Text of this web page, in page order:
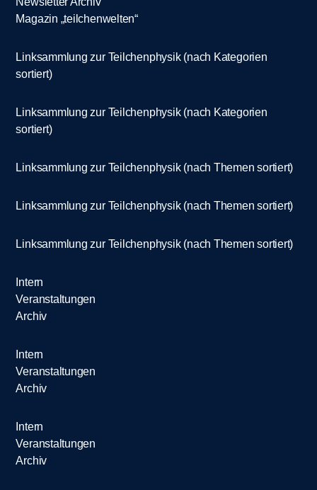
Magazin „teilchenwelten“
Linksammlung zur Teilchenphysik (nach Kategorien
sortiert)
Linksammlung zur Teilchenphysik (nach Kategorien
sortiert)
Linksammlung zur Teilchenphysik (nach Themen sortiert)
Linksammlung zur Teilchenphysik (nach Themen sortiert)
Linksammlung zur Teilchenphysik (nach Themen sortiert)
Intern
Veranstaltungen
Archiv
Intern
Veranstaltungen
Archiv
Intern
Veranstaltungen
Archiv